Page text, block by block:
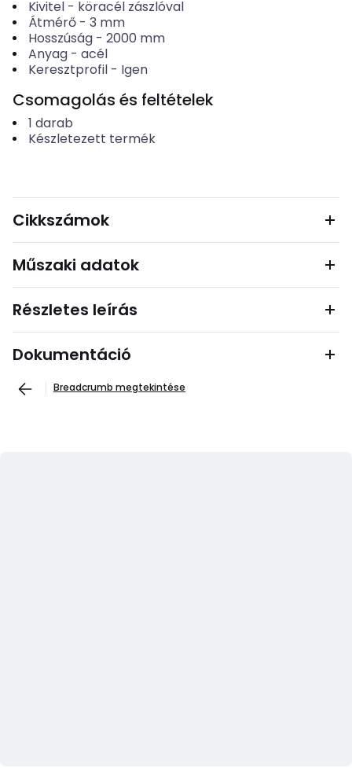
Kivitel- köracél zászlóval
Átmérő- 3 mm
Hosszúság- 2000 mm
Anyag- acél
Keresztprofil- Igen
Csomagolás és feltételek
1 darab
Készletezett termék
Cikkszámok
Műszaki adatok
Részletes leírás
Dokumentáció
Breadcrumb megtekintése